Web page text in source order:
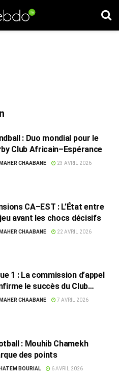
: Duo mondial pour le
Club Africain–Espérance
MAHER CHAABANE 23 AVRIL 2026
CA–EST : L’État entre
avant les chocs décisifs
MAHER CHAABANE 22 AVRIL 2026
1 : La commission d’appel
le succès du Club
face au CA Bizertin
MAHER CHAABANE 7 AVRIL 2026
: Mouhib Chamekh
des points
HATEM BOURIAL 6 AVRIL 2026